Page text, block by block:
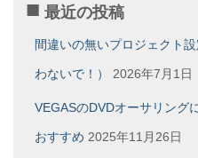
カ
ブ
最近の投稿
間違いの無いプロジェクト
わないで！） 2026年7月1日
VEGASのDVDオーサリング
おすすめ 2025年11月26日